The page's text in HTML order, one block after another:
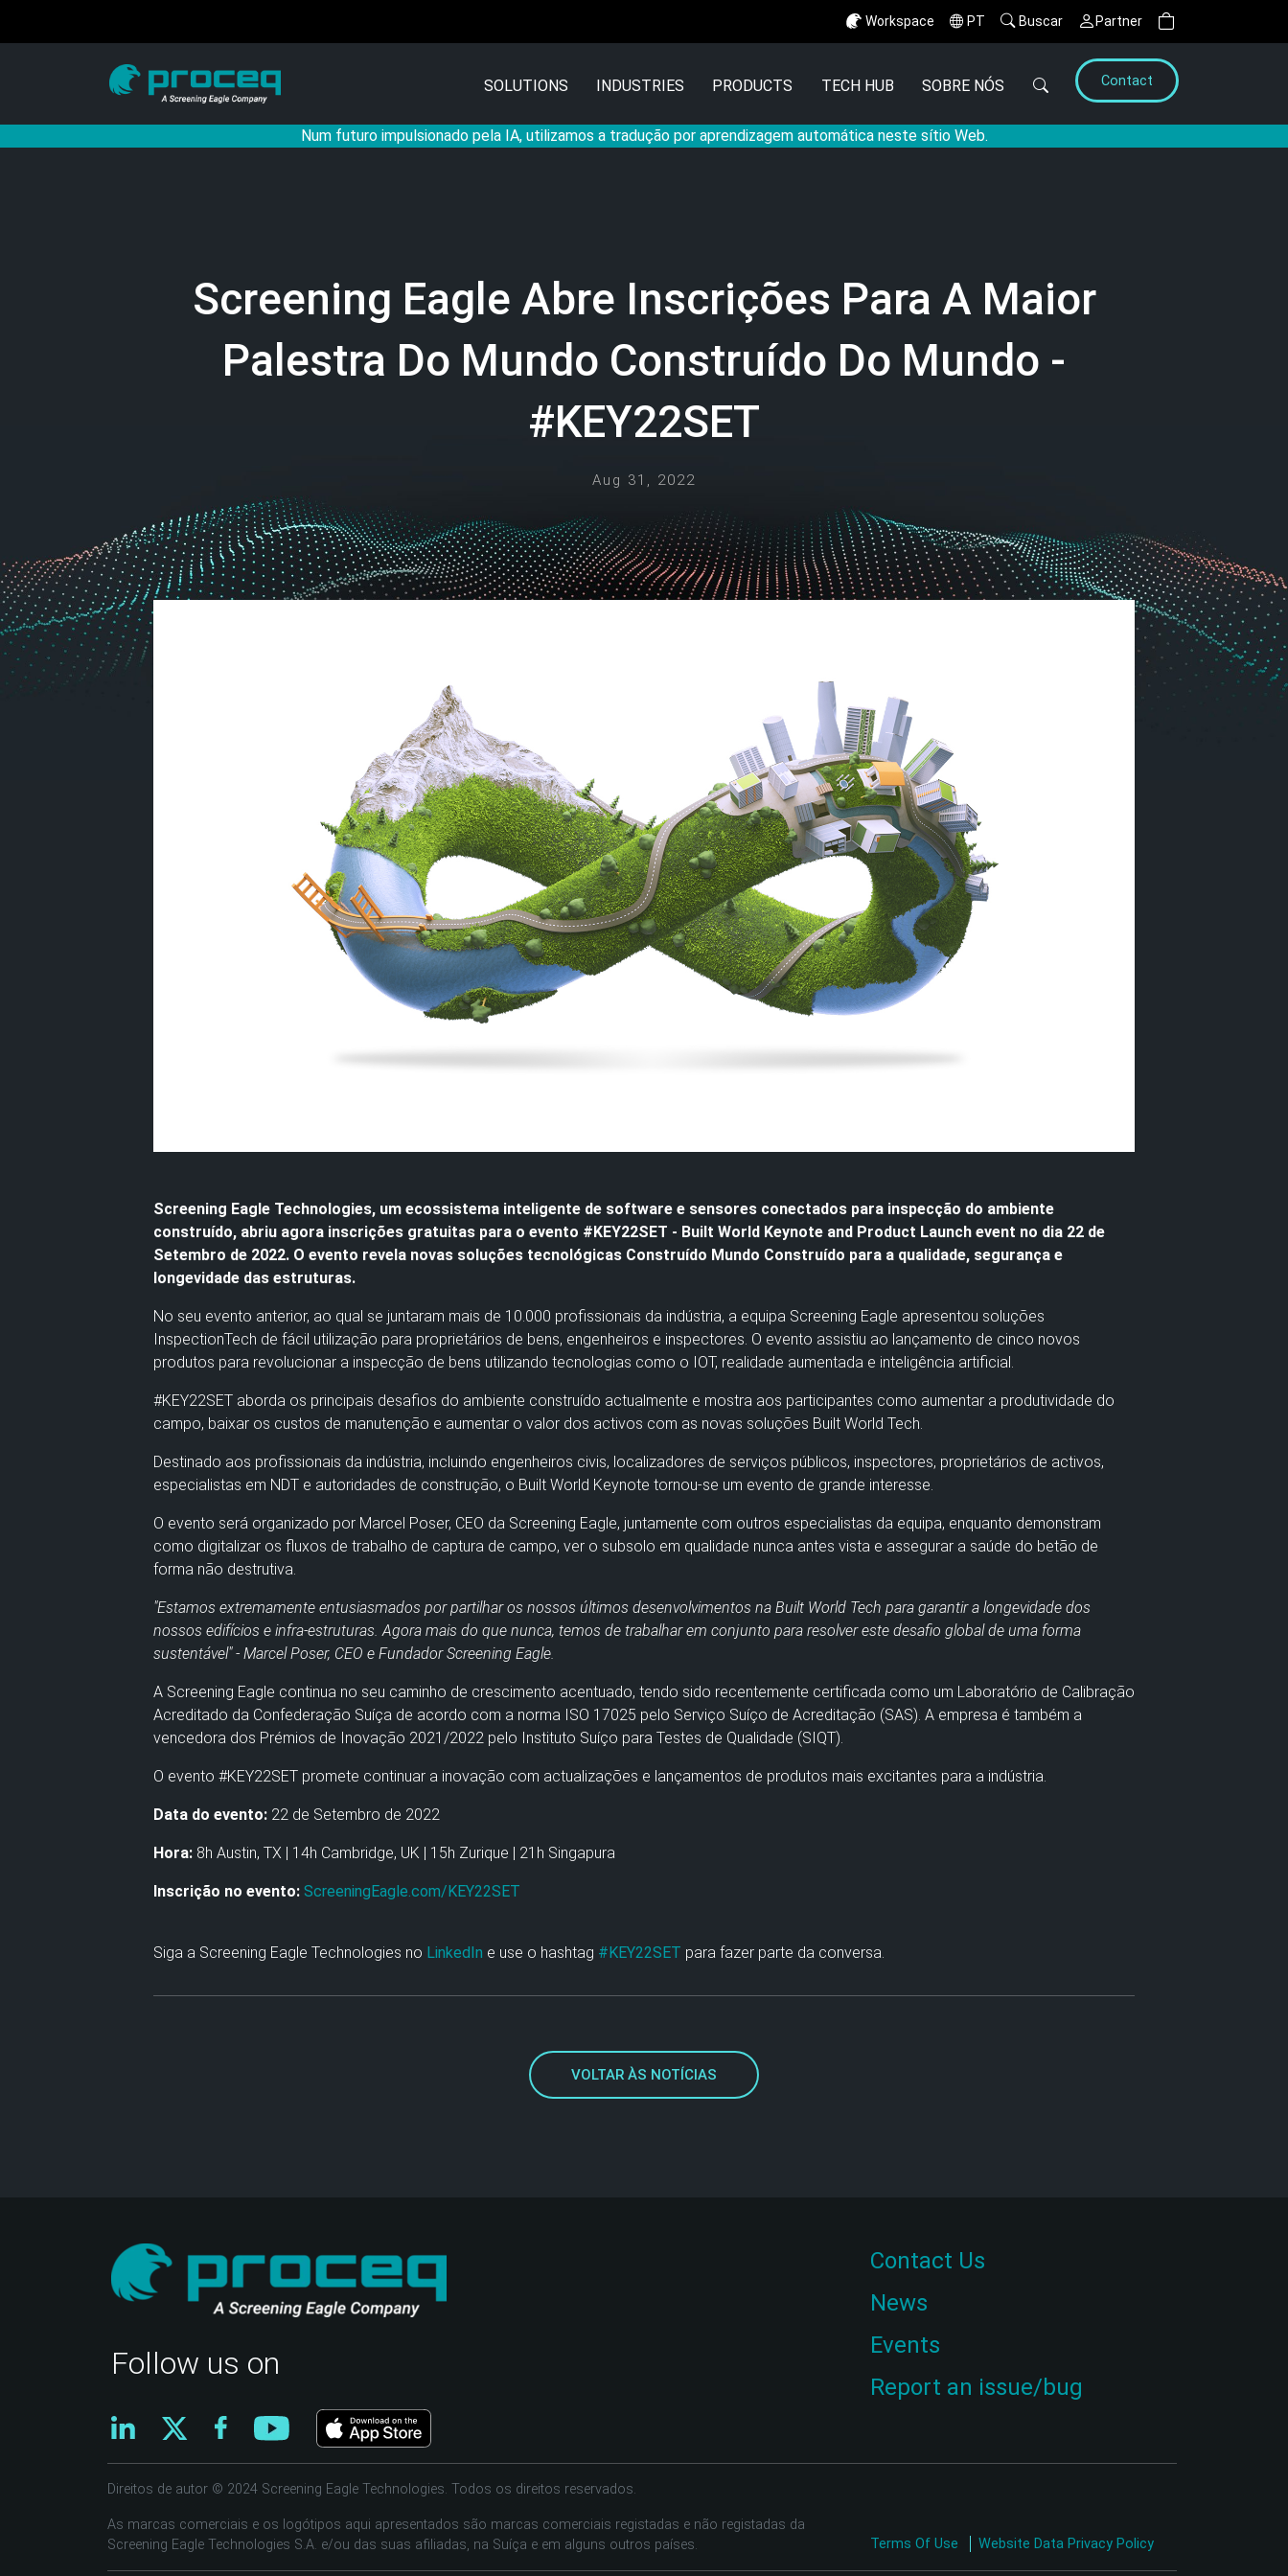
Workspace PT Buscar Partner
Num futuro impulsionado pela IA, utilizamos a tradução por aprendizagem automática neste sítio Web.
SOLUTIONS INDUSTRIES PRODUCTS TECH HUB SOBRE NÓS Contact
Screening Eagle Abre Inscrições Para A Maior
Palestra Do Mundo Construído Do Mundo -
#KEY22SET
Aug 31, 2022
Screening Eagle Technologies, um ecossistema inteligente de software e sensores conectados para inspecção do ambiente
construído, abriu agora inscrições gratuitas para o evento #KEY22SET - Built World Keynote and Product Launch event no dia 22 de
Setembro de 2022. O evento revela novas soluções tecnológicas Construído Mundo Construído para a qualidade, segurança e
longevidade das estruturas.
No seu evento anterior, ao qual se juntaram mais de 10.000 profissionais da indústria, a equipa Screening Eagle apresentou soluções
InspectionTech de fácil utilização para proprietários de bens, engenheiros e inspectores. O evento assistiu ao lançamento de cinco novos
produtos para revolucionar a inspecção de bens utilizando tecnologias como o IOT, realidade aumentada e inteligência artificial.
#KEY22SET aborda os principais desafios do ambiente construído actualmente e mostra aos participantes como aumentar a produtividade do
campo, baixar os custos de manutenção e aumentar o valor dos activos com as novas soluções Built World Tech.
Destinado aos profissionais da indústria, incluindo engenheiros civis, localizadores de serviços públicos, inspectores, proprietários de activos,
especialistas em NDT e autoridades de construção, o Built World Keynote tornou-se um evento de grande interesse.
O evento será organizado por Marcel Poser, CEO da Screening Eagle, juntamente com outros especialistas da equipa, enquanto demonstram
como digitalizar os fluxos de trabalho de captura de campo, ver o subsolo em qualidade nunca antes vista e assegurar a saúde do betão de
forma não destrutiva.
"Estamos extremamente entusiasmados por partilhar os nossos últimos desenvolvimentos na Built World Tech para garantir a longevidade dos
nossos edifícios e infra-estruturas. Agora mais do que nunca, temos de trabalhar em conjunto para resolver este desafio global de uma forma
sustentável" - Marcel Poser, CEO e Fundador Screening Eagle.
A Screening Eagle continua no seu caminho de crescimento acentuado, tendo sido recentemente certificada como um Laboratório de Calibração
Acreditado da Confederação Suíça de acordo com a norma ISO 17025 pelo Serviço Suíço de Acreditação (SAS). A empresa é também a
vencedora dos Prémios de Inovação 2021/2022 pelo Instituto Suíço para Testes de Qualidade (SIQT).
O evento #KEY22SET promete continuar a inovação com actualizações e lançamentos de produtos mais excitantes para a indústria.
Data do evento: 22 de Setembro de 2022
Hora: 8h Austin, TX | 14h Cambridge, UK | 15h Zurique | 21h Singapura
Inscrição no evento: ScreeningEagle.com/KEY22SET
Siga a Screening Eagle Technologies no LinkedIn e use o hashtag #KEY22SET para fazer parte da conversa.
VOLTAR ÀS NOTÍCIAS
Follow us on
Contact Us
News
Events
Report an issue/bug
Direitos de autor © 2024 Screening Eagle Technologies. Todos os direitos reservados.
As marcas comerciais e os logótipos aqui apresentados são marcas comerciais registadas e não registadas da
Screening Eagle Technologies S.A. e/ou das suas afiliadas, na Suíça e em alguns outros países.
Terms Of Use Website Data Privacy Policy